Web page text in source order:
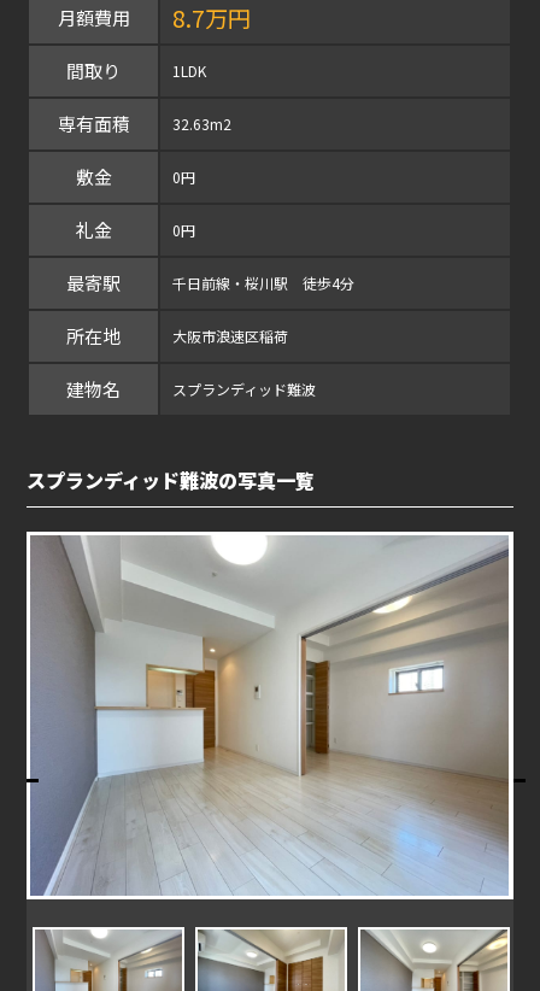
月額費用 8.7万円
間取り 1LDK
専有面積 32.63m2
敷金 0円
礼金 0円
最寄駅 千日前線・桜川駅 徒歩4分
所在地 大阪市浪速区稲荷
建物名 スプランディッド難波
スプランディッド難波の写真一覧